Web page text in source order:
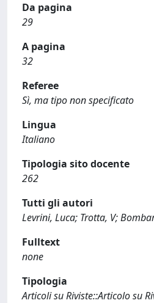
Da pagina
29
A pagina
32
Referee
Sì, ma tipo non specificato
Lingua
Italiano
Tipologia sito docente
262
Tutti gli autori
Levrini, Luca; Trotta, V;
Fulltext
none
Tipologia
Articoli su Riviste::Articolo su